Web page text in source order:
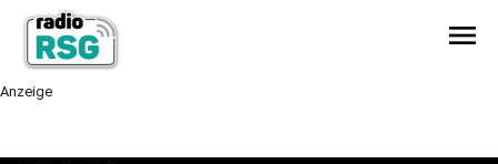
menu
Anzeige